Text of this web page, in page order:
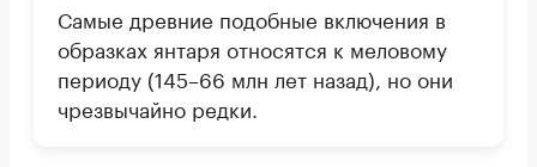
Самые древние подобные включения в
образках янтаря относятся к меловому
периоду (145–66 млн лет назад), но они
чрезвычайно редки.